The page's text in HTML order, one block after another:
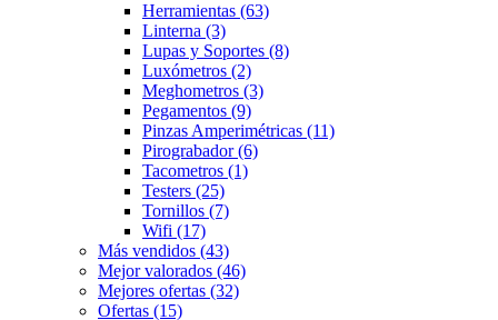
Herramientas (63)
Linterna (3)
Lupas y Soportes (8)
Luxómetros (2)
Meghometros (3)
Pegamentos (9)
Pinzas Amperimétricas (11)
Pirograbador(6)
Tacometros (1)
Testers (25)
Tornillos (7)
Wifi (17)
Más vendidos (43)
Mejor valorados (46)
Mejores ofertas (32)
Ofertas (15)